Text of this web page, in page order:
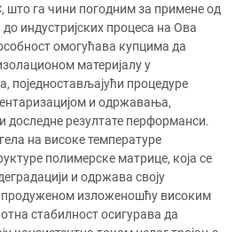
што га чини погодним за примене од
индустријских процеса на Ова
омогућава купцима да
материјалу у
поједностављајући процедуре
и одржавања,
доследне резултате перформанси.
на високе температуре
полимерске матрице, која се
и одржава своју
продуженом изложеношћу високим
стабилност осигурава да